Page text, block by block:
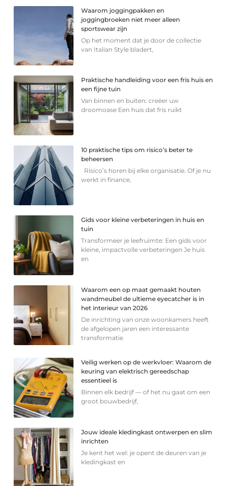
Waarom joggingpakken en
joggingbroeken niet meer alleen
sportswear zijn
Op het moment dat je door de collectie
van Italian Style bladert,
Praktische handleiding voor een fris huis en
een fijne tuin
Van binnen en buiten: creëer uw
droomoase Een huis dat fris ruikt
10 praktische tips om risico’s beter te
beheersen
Risico’s horen bij elke organisatie. Of je nu
werkt in finance,
Gids voor kleine verbeteringen in huis en
tuin
Transformeer je leefruimte: Een gids voor
kleine, impactvolle verbeteringen Je huis
en
Waarom een op maat gemaakt houten
wandmeubel de ultieme eyecatcher is in
het interieur van 2026
De inrichting van onze woonkamers heeft
de afgelopen jaren een interessante
transformatie
Veilig werken op de werkvloer: Waarom de
keuring van elektrisch gereedschap
essentieel is
Binnen elk bedrijf — of het nu gaat om een
groot bouwbedrijf,
Jouw ideale kledingkast ontwerpen en slim
inrichten
Je kent het wel: je opent de deuren van je
kledingkast en